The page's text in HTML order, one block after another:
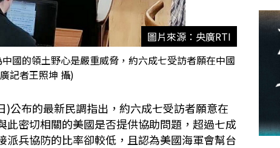
圖片來源：央廣RTI
國的領土野心是嚴重威脅，約六成七受訪者願在中國
記者王照坤 攝)
公布的最新民調指出，約六成七受訪者願意在
密切相關的美國是否提供協助問題，超過七成
兵協防的比率卻較低，且認為美國海軍會幫台